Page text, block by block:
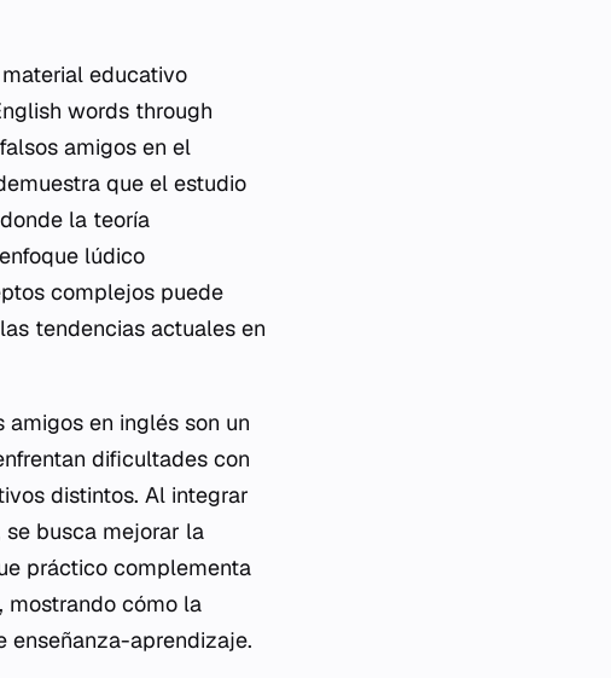
educativo
words through
amigos en el
que el estudio
la teoría
lúdico
complejos puede
tendencias actuales en
en inglés son un
dificultades con
distintos. Al integrar
busca mejorar la
práctico complementa
cómo la
enseñanza-aprendizaje.